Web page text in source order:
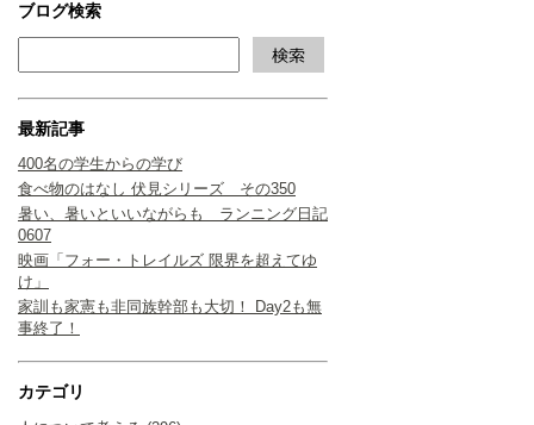
ブログ検索
最新記事
400名の学生からの学び
食べ物のはなし 伏見シリーズ その350
暑い、暑いといいながらも ランニング日記
0607
映画「フォー・トレイルズ 限界を超えてゆ
け」
家訓も家憲も非同族幹部も大切！ Day2も無
事終了！
カテゴリ